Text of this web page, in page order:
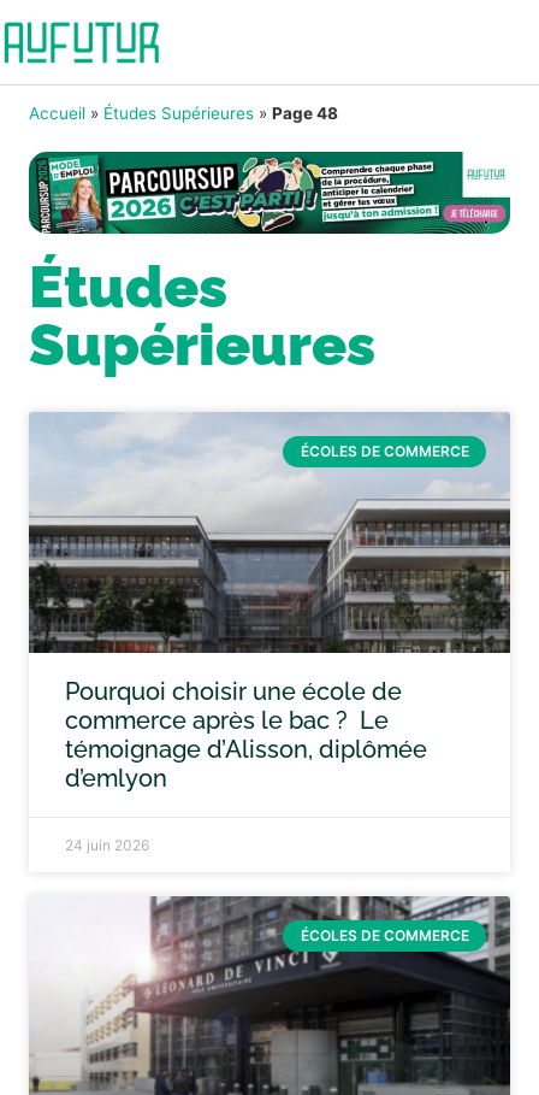
Accueil » Études Supérieures » Page 48
Études
Supérieures
ÉCOLES DE COMMERCE
Pourquoi choisir une école de
commerce après le bac ? Le
témoignage d’Alisson, diplômée
d’emlyon
24 juin 2026
ÉCOLES DE COMMERCE